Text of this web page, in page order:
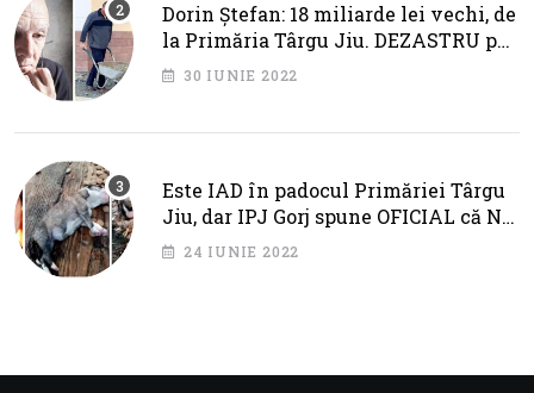
Dorin Ștefan: 18 miliarde lei vechi, de
la Primăria Târgu Jiu. DEZASTRU pe
AXA BRÂNCUȘI
30 IUNIE 2022
Este IAD în padocul Primăriei Târgu
Jiu, dar IPJ Gorj spune OFICIAL că NU
SUNT PROBLEME!
24 IUNIE 2022